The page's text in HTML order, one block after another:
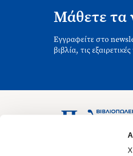
Μάθετε τα
Εγγραφείτε στο
βιβλία, τις
Ασκληπιού 1-3, Αθήνα 106